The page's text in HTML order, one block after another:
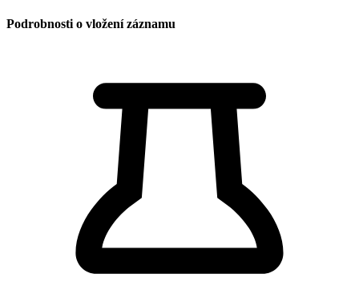
Podrobnosti o vložení záznamu